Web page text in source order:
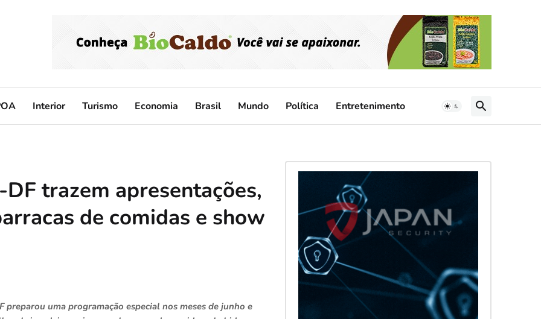
Interior Turismo Economia Brasil Mundo Política Entretenimento
DF trazem apresentações,
de comidas e show
preparou uma programação especial nos meses de junho e